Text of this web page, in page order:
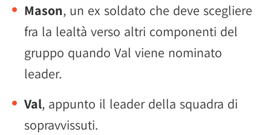
Mason, un ex soldato che deve scegliere
fra la lealtà verso altri componenti del
gruppo quando Val viene nominato
leader.
Val, appunto il leader della squadra di
sopravvissuti.